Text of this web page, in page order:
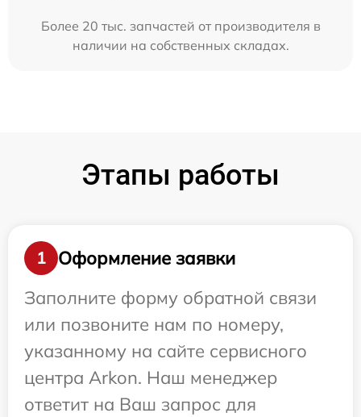
Более 20 тыс. запчастей от производителя в
наличии на собственных складах.
Этапы работы
1
Оформление заявки
Заполните форму обратной связи
или позвоните нам по номеру,
указанному на сайте сервисного
центра Arkon. Наш менеджер
ответит на Ваш запрос для